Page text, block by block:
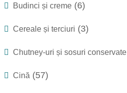
Budinci și creme (6)
Cereale și terciuri (3)
Chutney-uri și sosuri conservate
Cină (57)